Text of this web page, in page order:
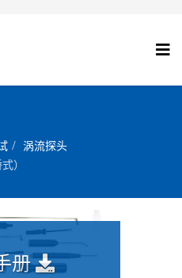
涡流探头
）
册